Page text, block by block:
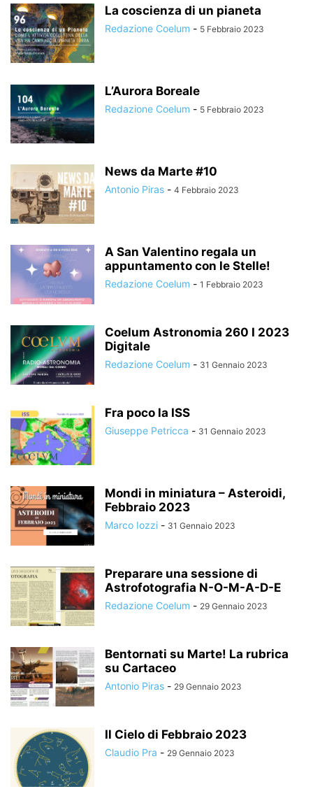
La coscienza di un pianeta
Redazione Coelum - 5 Febbraio 2023
L’Aurora Boreale
Redazione Coelum - 5 Febbraio 2023
News da Marte #10
Antonio Piras - 4 Febbraio 2023
A San Valentino regala un
appuntamento con le Stelle!
Redazione Coelum - 1 Febbraio 2023
Coelum Astronomia 260 I 2023
Digitale
Redazione Coelum - 31 Gennaio 2023
Fra poco la ISS
Giuseppe Petricca - 31 Gennaio 2023
Mondi in miniatura – Asteroidi,
Febbraio 2023
Marco Iozzi - 31 Gennaio 2023
Preparare una sessione di
Astrofotografia N-O-M-A-D-E
Redazione Coelum - 29 Gennaio 2023
Bentornati su Marte! La rubrica
su Cartaceo
Antonio Piras - 29 Gennaio 2023
Il Cielo di Febbraio 2023
Claudio Pra - 29 Gennaio 2023